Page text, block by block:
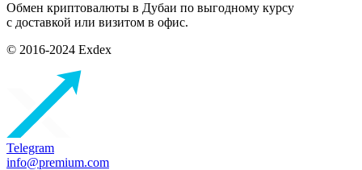
Обмен криптовалюты в Дубаи по выгодному курсу
с доставкой или визитом в офис.
© 2016-2024 Exdex
Telegram
info@premium.com